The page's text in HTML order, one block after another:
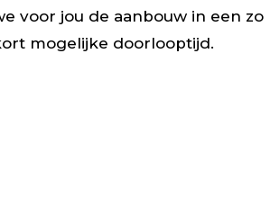
voor jou de aanbouw in een zo
mogelijke doorlooptijd.